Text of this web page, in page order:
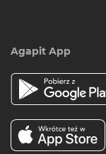
Agapit App